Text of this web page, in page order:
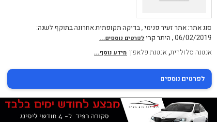
סוג אתר: אתר זעיר פנימי , בדיקה תקופתית אחרונה בתוקף לשנה:
06/02/2019 , היתר קרי
לפרטים נוספים...
אנטנה סלולרית,אנטנת פלאפון מידע נוסף...
לפרטים נוספים